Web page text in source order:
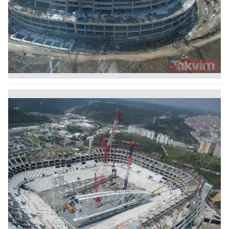
reklam/pazarlama faaliyetlerinin yapılması, amaçlarıyla
sınırlı olarak açık rızanız dahilinde kullanılacaktır.
Çerezlere ilişkin tercihlerinizi aşağıda yer alan panel
vasıtasıyla belirleyebilirsiniz. Çerezlere ilişkin detaylı bilgi
için Ayarlar butonuna tıklayabilir,Çerez Bilgilendirme
Metnimiziziyaret edebilirsiniz.
6698 sayılı Kişisel Verilerin Korunması Kanunu uyarınca
hazırlanmış Aydınlatma Metnimizi okumak ve sitemizde
ilgili mevzuata uygun olarak kullanılan çerezlerle ilgili bilgi
almak için lütfentıklayınız.